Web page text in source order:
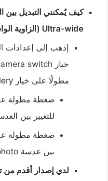
كيف يُمكنني التبديل
Ultra-wide (الزاوية الواسعة) أو telephoto؟
مطولًا على خيار Gallery.
ضغطة مطولة
للتغيير بين
بين عدسة telephoto والعدسة العادية